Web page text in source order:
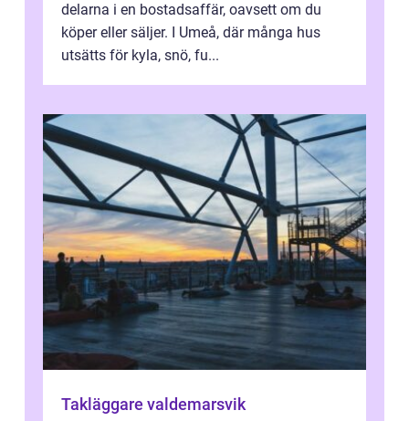
delarna i en bostadsaffär, oavsett om du
köper eller säljer. I Umeå, där många hus
utsätts för kyla, snö, fu...
Takläggare valdemarsvik